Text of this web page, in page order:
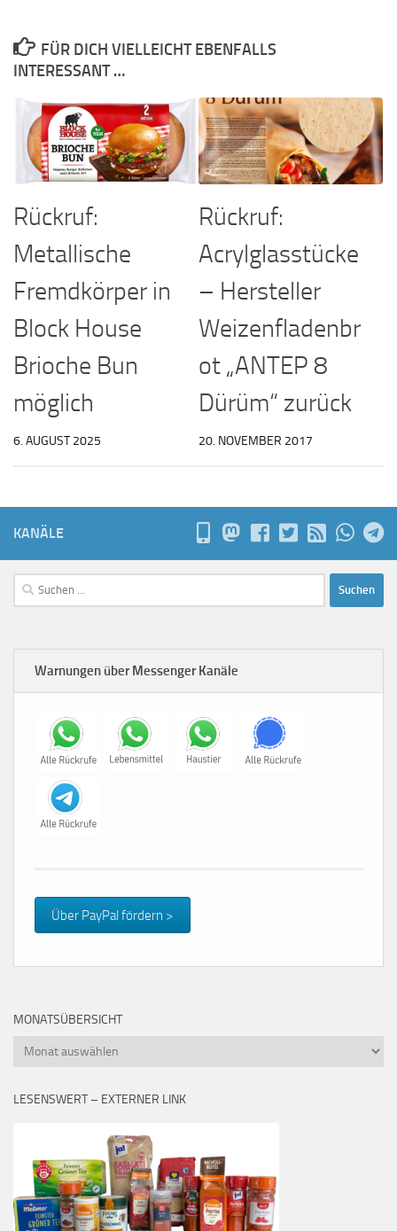
FÜR DICH VIELLEICHT EBENFALLS
INTERESSANT …
Rückruf:
Metallische
Fremdkörper in
Block House
Brioche Bun
möglich
6. AUGUST 2025
Rückruf:
Acrylglasstücke
– Hersteller
Weizenfladenbr
ot „ANTEP 8
Dürüm“ zurück
20. NOVEMBER 2017
KANÄLE
Suchen
nach:
Warnungen über Messenger Kanäle
Über PayPal fördern >
MONATSÜBERSICHT
Monatsübersicht
LESENSWERT – EXTERNER LINK